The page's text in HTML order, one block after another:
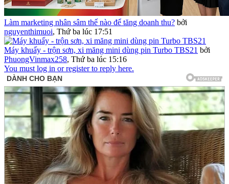
Làm marketing nhân sâm thế nào để tăng doanh thu? bởi
nguyenthimuoi, Thứ ba lúc 17:51
Máy khuấy - trộn sơn, xi măng mini dùng pin Turbo TBS21 bởi
PhuongVinmax258, Thứ ba lúc 15:16
You must log in or register to reply here.